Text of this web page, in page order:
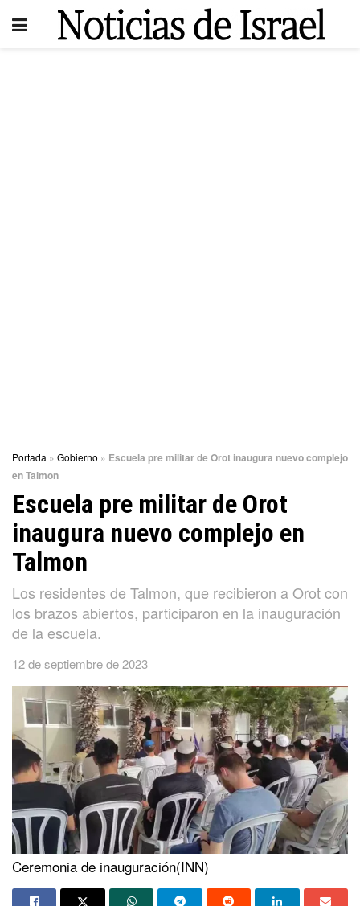
Portada » Gobierno » Escuela pre militar de Orot inaugura nuevo complejo
en Talmon
Escuela pre militar de Orot
inaugura nuevo complejo en
Talmon
Los residentes de Talmon, que recibieron a Orot con
los brazos abiertos, participaron en la inauguración
de la escuela.
12 de septiembre de 2023
Ceremonia de inauguración(INN)